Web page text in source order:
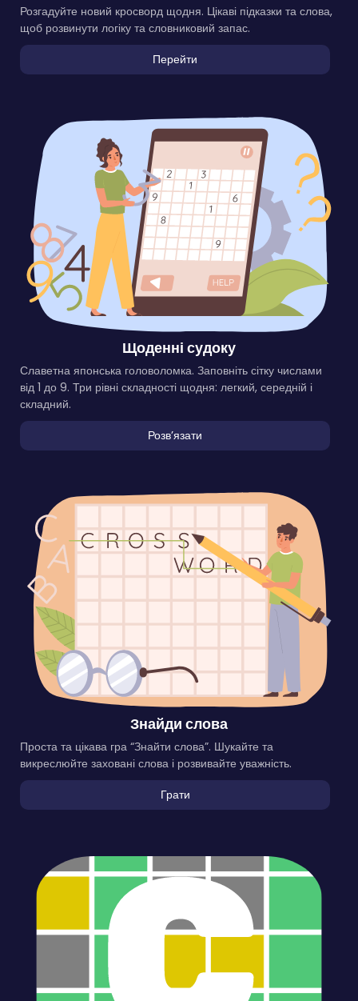
Розгадуйте новий кросворд щодня. Цікаві підказки та слова,
щоб розвинути логіку та словниковий запас.
Перейти
Щоденні судоку
Славетна японська головоломка. Заповніть сітку числами
від 1 до 9. Три рівні складності щодня: легкий, середній і
складний.
Розвʼязати
Знайди слова
Проста та цікава гра “Знайти слова”. Шукайте та
викреслюйте заховані слова і розвивайте уважність.
Грати